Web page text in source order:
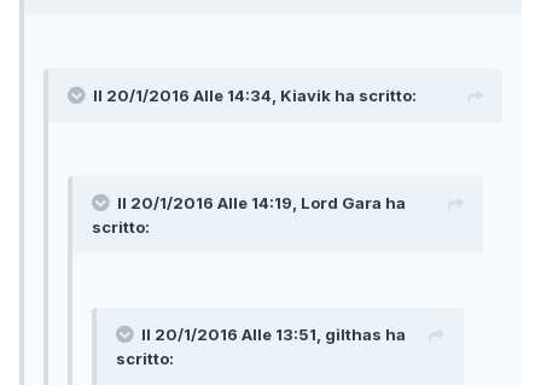
Il 20/1/2016 Alle 14:34, Kiavik ha scritto:
Il 20/1/2016 Alle 14:19, Lord Gara ha
scritto:
Il 20/1/2016 Alle 13:51, gilthas ha
scritto: